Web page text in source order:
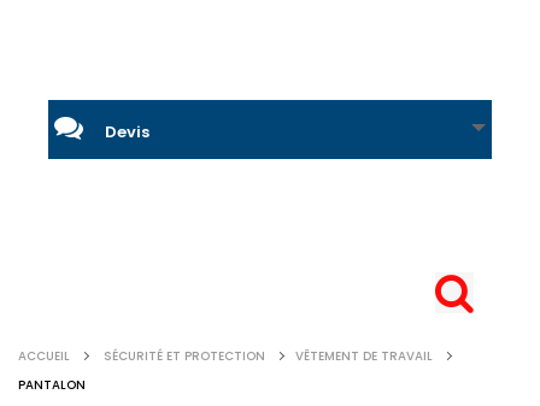
Devis
ACCUEIL SÉCURITÉ ET PROTECTION
VÊTEMENT DE TRAVAIL
PANTALON